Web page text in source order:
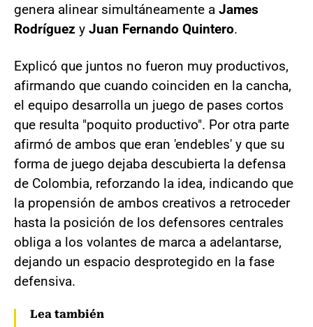
genera alinear simultáneamente a James
Rodríguez y Juan Fernando Quintero.
Explicó que juntos no fueron muy productivos,
afirmando que cuando coinciden en la cancha,
el equipo desarrolla un juego de pases cortos
que resulta "poquito productivo". Por otra parte
afirmó de ambos que eran 'endebles' y que su
forma de juego dejaba descubierta la defensa
de Colombia, reforzando la idea, indicando que
la propensión de ambos creativos a retroceder
hasta la posición de los defensores centrales
obliga a los volantes de marca a adelantarse,
dejando un espacio desprotegido en la fase
defensiva.
Lea también